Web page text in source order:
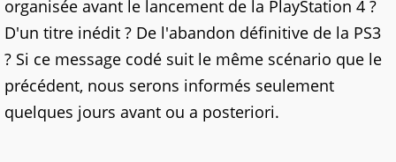
organisée avant le lancement de la PlayStation 4 ?
D'un titre inédit ? De l'abandon définitive de la PS3
? Si ce message codé suit le même scénario que le
précédent, nous serons informés seulement
quelques jours avant ou a posteriori.